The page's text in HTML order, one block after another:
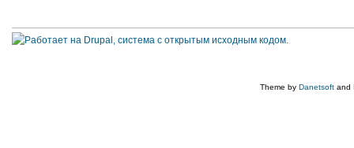
Theme by Danetsoft and